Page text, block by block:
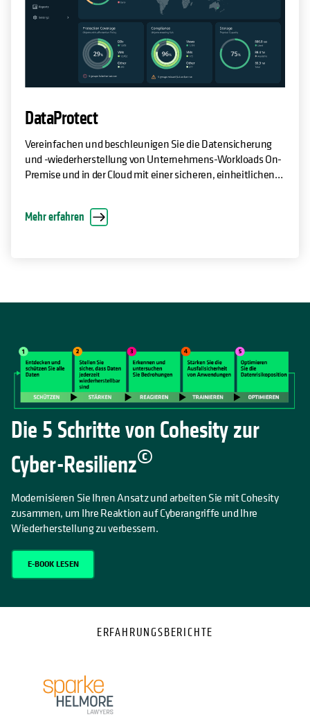
DataProtect
Vereinfachen und beschleunigen Sie die Datensicherung
und -wiederherstellung von Unternehmens-Workloads On-
Premise und in der Cloud mit einer sicheren, einheitlichen
Mehr erfahren
Die 5 Schritte von Cohesity zur
Cyber-Resilienz©
Modernisieren Sie Ihren Ansatz und arbeiten Sie mit Cohesity
zusammen, um Ihre Reaktion auf Cyberangriffe und Ihre
Wiederherstellung zu verbessern.
E-BOOK LESEN
ERFAHRUNGSBERICHTE